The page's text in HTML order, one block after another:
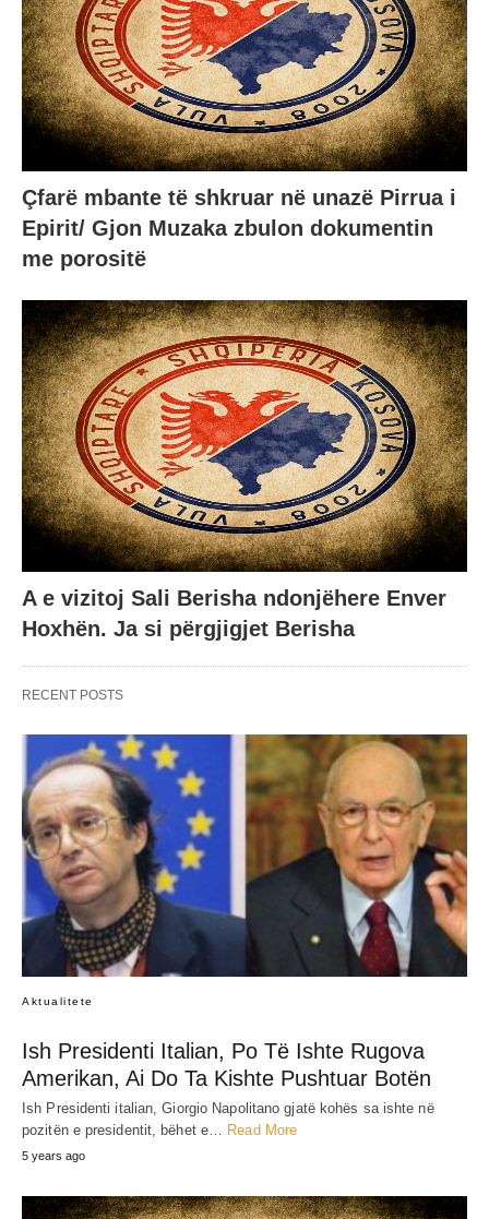
Çfarë mbante të shkruar në unazë Pirrua i
Epirit/ Gjon Muzaka zbulon dokumentin
me porositë
A e vizitoj Sali Berisha ndonjëhere Enver
Hoxhën. Ja si përgjigjet Berisha
RECENT POSTS
Aktualitete
Ish Presidenti Italian, Po Të Ishte Rugova
Amerikan, Ai Do Ta Kishte Pushtuar Botën
Ish Presidenti italian, Giorgio Napolitano gjatë kohës sa ishte në
pozitën e presidentit, bëhet e… Read More
5 years ago